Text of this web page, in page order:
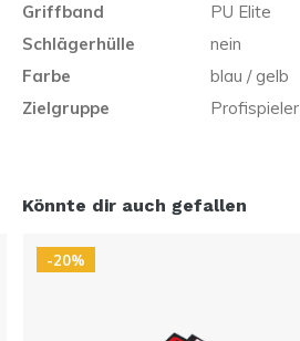
Griffband
PU Elite
Schlägerhülle
nein
Farbe
blau / gelb
Zielgruppe
Profispieler
Könnte dir auch gefallen
-20%